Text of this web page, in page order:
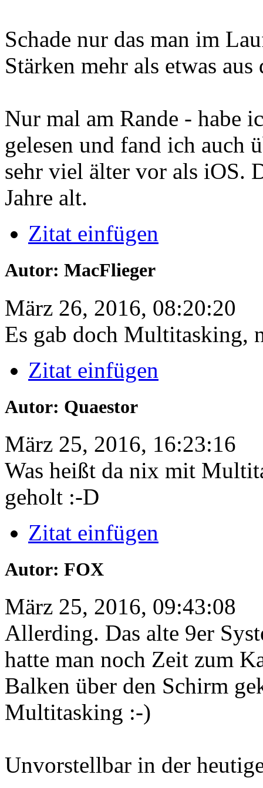
Schade nur das man im
Stärken mehr als etwas
Nur mal am Rande - habe
gelesen und fand ich auch
sehr viel älter vor als iOS.
Jahre alt.
Zitat einfügen
Autor: MacFlieger
März 26, 2016, 08:20:20
Es gab doch Multitasking,
Zitat einfügen
Autor: Quaestor
März 25, 2016, 16:23:16
Was heißt da nix mit
geholt :-D
Zitat einfügen
Autor: FOX
März 25, 2016, 09:43:08
Allerding. Das alte 9er
hatte man noch Zeit zum
Balken über den Schirm
Multitasking :-)
Unvorstellbar in der